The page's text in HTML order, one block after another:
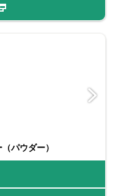
パウダー）